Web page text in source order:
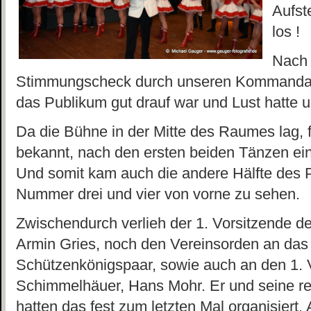
los !
Stimmungscheck durch unseren
das Publikum gut drauf war und Lust hatte
Da die Bühne in der Mitte des Raumes
bekannt, nach den ersten beiden Tänzen
Und somit kam auch die andere Hälfte des
Nummer drei und vier von vorne zu sehen.
Zwischendurch verlieh der 1. Vorsitzende
Armin Gries, noch den Vereinsorden an
Schützenkönigspaar, sowie auch an den 1.
Schimmelhäuer, Hans Mohr. Er und seine
hatten das fest zum letzten Mal organisiert.